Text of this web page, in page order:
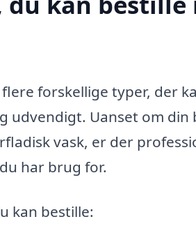
forskellige typer, der
udvendigt. Uanset om din
vask, er der
har brug for.
kan bestille: